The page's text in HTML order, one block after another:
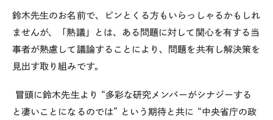
鈴木先生のお名前で、ピンとくる方もいらっしゃるかもしれ
ませんが、「熟議」とは、ある問題に対して関心を有する当
事者が熟慮して議論することにより、問題を共有し解決策を
見出す取り組みです。
冒頭に鈴木先生より “多彩な研究メンバーがシナジーする
と凄いことになるのでは” という期待と共に “中央省庁の政